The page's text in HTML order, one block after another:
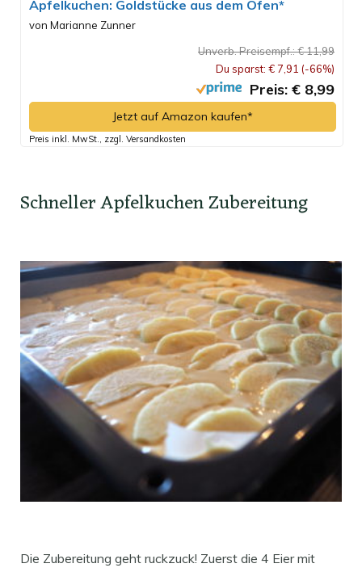
Apfelkuchen: Goldstücke aus dem Ofen*
von Marianne Zunner
Unverb. Preisempf.: € 11,99
Du sparst: € 7,91 (-66%)
Preis: € 8,99
Jetzt auf Amazon kaufen*
Preis inkl. MwSt., zzgl. Versandkosten
Schneller Apfelkuchen Zubereitung
Die Zubereitung geht ruckzuck! Zuerst die 4 Eier mit